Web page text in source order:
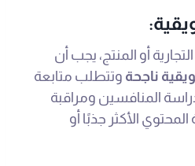
أو المنتج، يجب أن
ناجحة وتتطلب متابعة
المنافسين ومراقبة
الأكثر جذبًا أو